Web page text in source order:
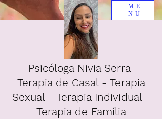
Psicóloga Nivia Serra
Terapia de Casal - Terapia
Sexual - Terapia Individual -
Terapia de Família
ME
NU